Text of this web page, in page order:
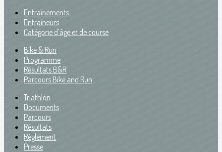
Entraînements
Entraîneurs
Catégorie d'âge et de course
Bike & Run
Programme
Résultats B&R
Parcours Bike and Run
Triathlon
Documents
Parcours
Résultats
Règlement
Presse